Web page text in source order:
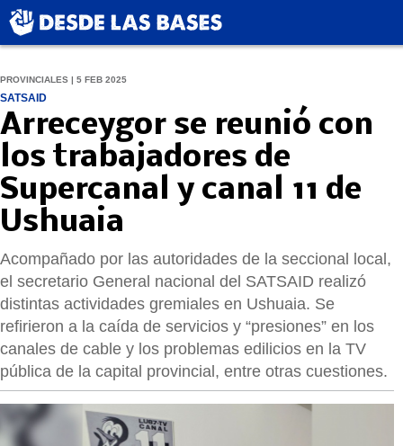
PROVINCIALES | 5 FEB 2025
SATSAID
Arreceygor se reunió con
los trabajadores de
Supercanal y canal 11 de
Ushuaia
Acompañado por las autoridades de la seccional local,
el secretario General nacional del SATSAID realizó
distintas actividades gremiales en Ushuaia. Se
refirieron a la caída de servicios y “presiones” en los
canales de cable y los problemas edilicios en la TV
pública de la capital provincial, entre otras cuestiones.